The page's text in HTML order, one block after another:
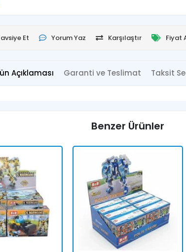
Et Yorum Yaz Karşılaştır Fiyat
Açıklaması Garanti ve Teslimat Taksit
Benzer Ürünler